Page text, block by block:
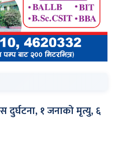
दुर्घटना, १ जनाको मृत्यु, ६